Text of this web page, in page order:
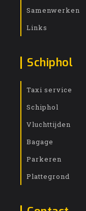
Samenwerken
Links
Schiphol
Taxi service
Schiphol
Vluchttijden
Bagage
Parkeren
Plattegrond